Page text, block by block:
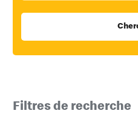
Filtres de recherche